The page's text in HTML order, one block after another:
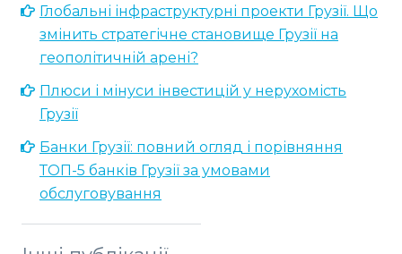
Глобальні інфраструктурні проекти Грузії. Що
змінить стратегічне становище Грузії на
геополітичній арені?
Плюси і мінуси інвестицій у нерухомість
Грузії
Банки Грузії: повний огляд і порівняння
ТОП-5 банків Грузії за умовами
обслуговування